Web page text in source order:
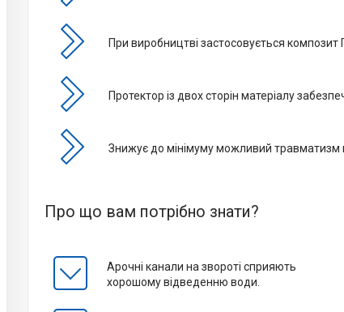
При виробництві застосовується
Протектор із двох сторін матеріалу
Знижує до мінімуму можливий травматизм
Про що вам потрібно знати?
Арочні канали на звороті сприяють
хорошому відведенню води.